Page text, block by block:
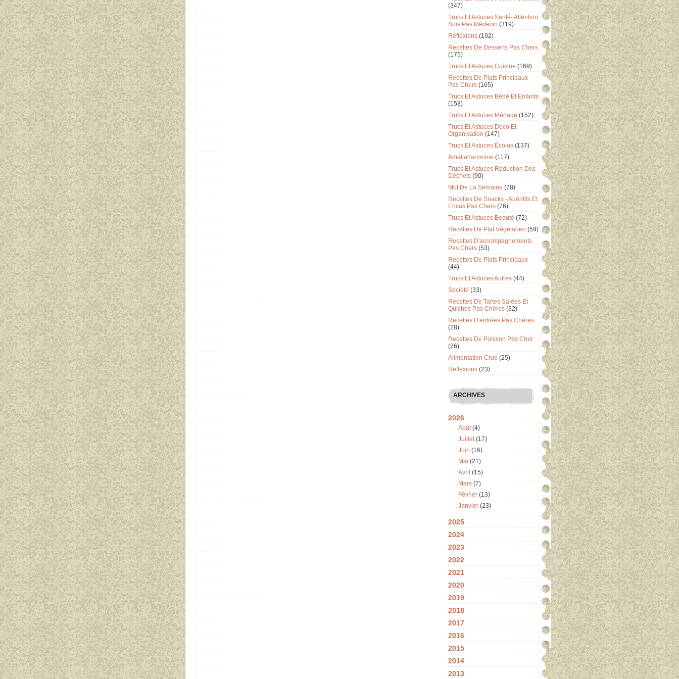
(347)
Trucs Et Astuces Santé- Attention
Suis Pas Médecin (319)
Réflexions (192)
Recettes De Desserts Pas Chers
(175)
Trucs Et Astuces Cuisine (169)
Recettes De Plats Principaux
Pas Chers (165)
Trucs Et Astuces Bébé Et Enfants
(158)
Trucs Et Astuces Ménage (152)
Trucs Et Astuces Déco Et
Organisation (147)
Trucs Et Astuces Écolos (137)
Amaliaharmonie (117)
Trucs Et Astuces Réduction Des
Déchets (90)
Mot De La Semaine (78)
Recettes De Snacks - Apéritifs Et
Encas Pas Chers (76)
Trucs Et Astuces Beauté (72)
Recettes De Plat Végétarien (59)
Recettes D'accompagnements
Pas Chers (53)
Recettes De Plats Principaux
(44)
Trucs Et Astuces Autres (44)
Société (33)
Recettes De Tartes Salées Et
Quiches Pas Chères (32)
Recettes D'entrées Pas Chères
(28)
Recettes De Poisson Pas Cher
(26)
Alimentation Crue (25)
Reflexions (23)
ARCHIVES
2026
Août(4)
Juillet(17)
Juin (16)
Mai (21)
Avril (15)
Mars (7)
Février (13)
Janvier (23)
2025
2024
2023
2022
2021
2020
2019
2018
2017
2016
2015
2014
2013